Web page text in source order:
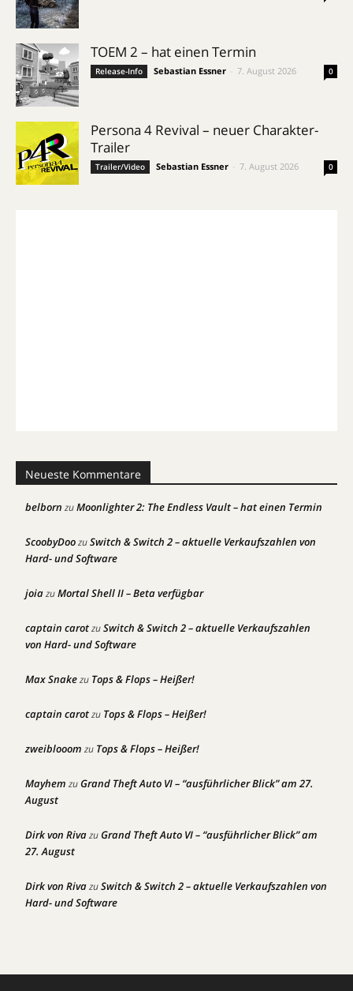
TOEM 2 – hat einen Termin
Release-Info Sebastian Essner 7. August 2026 0
Persona 4 Revival – neuer Charakter-
Trailer
Trailer/Video Sebastian Essner 7. August 2026 0
Neueste Kommentare
belborn zuMoonlighter 2: The Endless Vault – hat einen Termin
ScoobyDoozuSwitch & Switch 2 – aktuelle Verkaufszahlen von
Hard- und Software
joiazuMortal Shell II – Beta verfügbar
captain carotzuSwitch & Switch 2 – aktuelle Verkaufszahlen
von Hard- und Software
Max Snakezu Tops & Flops – Heißer!
captain carotzu Tops & Flops – Heißer!
zweiblooom zu Tops & Flops – Heißer!
Mayhem zuGrand Theft Auto VI – “ausführlicher Blick” am 27.
August
Dirk von RivazuGrand Theft Auto VI – “ausführlicher Blick” am
27. August
Dirk von RivazuSwitch & Switch 2 – aktuelle Verkaufszahlen von
Hard- und Software